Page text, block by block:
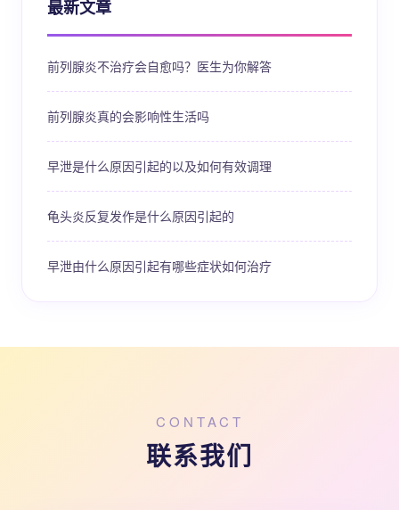
最新文章
前列腺炎不治疗会自愈吗？医生为你解答
前列腺炎真的会影响性生活吗
早泄是什么原因引起的以及如何有效调理
龟头炎反复发作是什么原因引起的
早泄由什么原因引起有哪些症状如何治疗
CONTACT
联系我们